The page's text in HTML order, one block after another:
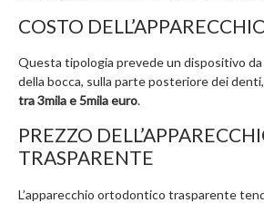
COSTO
Questa tipologia prevede un dispositivo da
della bocca, sulla parte posteriore dei
tra 3mila e 5mila euro.
PREZZO
TRASPARENTE
L’apparecchio ortodontico trasparente